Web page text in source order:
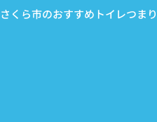
さくら市のおすすめトイレつま